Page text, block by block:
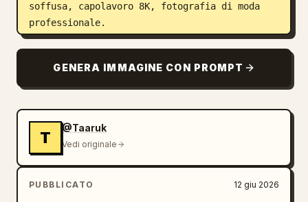
soffusa, capolavoro 8K, fotografia di moda
professionale.
GENERA IMMAGINE CON PROMPT
T
@Taaruk
Vedi originale
PUBBLICATO 12 giu 2026